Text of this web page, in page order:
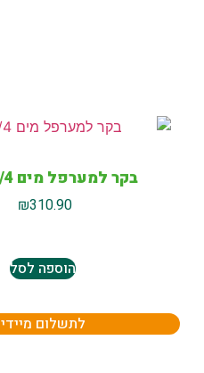
בקר למערפל מים MIST 3/4
₪310.90
הוספה לסל
לתשלום מיידי